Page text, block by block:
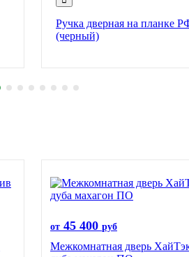
Ручка дверная на планке
(черный)
от 45 400 руб
Межкомнатная дверь